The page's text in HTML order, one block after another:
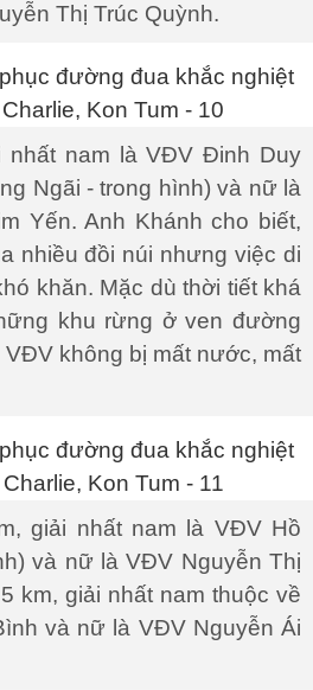
Thị Trúc Quỳnh.
nam là VĐV Đinh Duy
Ngãi - trong hình) và nữ là
Yến. Anh Khánh cho biết,
nhiều đồi núi nhưng việc di
khăn. Mặc dù thời tiết khá
khu rừng ở ven đường
không bị mất nước, mất
giải nhất nam là VĐV Hồ
và nữ là VĐV Nguyễn Thị
km, giải nhất nam thuộc về
và nữ là VĐV Nguyễn Ái